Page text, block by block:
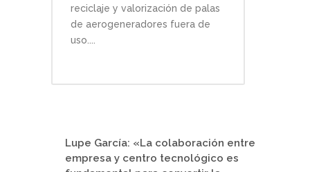
reciclaje y valorización de palas
de aerogeneradores fuera de
uso....
Lupe García: «La colaboración entre
empresa y centro tecnológico es